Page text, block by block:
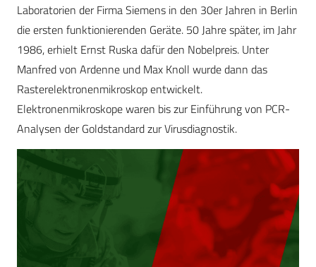
Laboratorien der Firma Siemens in den 30er Jahren in Berlin
die ersten funktionierenden Geräte. 50 Jahre später, im Jahr
1986, erhielt Ernst Ruska dafür den Nobelpreis. Unter
Manfred von Ardenne und Max Knoll wurde dann das
Rasterelektronenmikroskop entwickelt.
Elektronenmikroskope waren bis zur Einführung von PCR-
Analysen der Goldstandard zur Virusdiagnostik.